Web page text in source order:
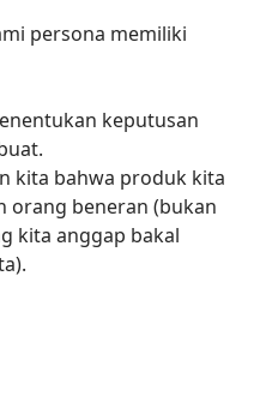
persona memiliki
keputusan
kita bahwa produk kita
orang beneran (bukan
kita anggap bakal